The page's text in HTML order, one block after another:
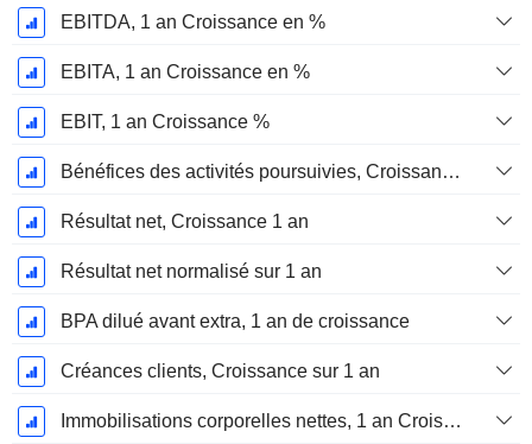
EBITDA, 1 an Croissance en %
EBITA, 1 an Croissance en %
EBIT, 1 an Croissance %
Bénéfices des activités poursuivies, Croissance 1 an
Résultat net, Croissance 1 an
Résultat net normalisé sur 1 an
BPA dilué avant extra, 1 an de croissance
Créances clients, Croissance sur 1 an
Immobilisations corporelles nettes, 1 an Croissance